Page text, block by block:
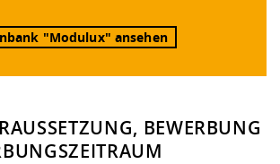
"Modulux" ansehen
BEWERBUNG